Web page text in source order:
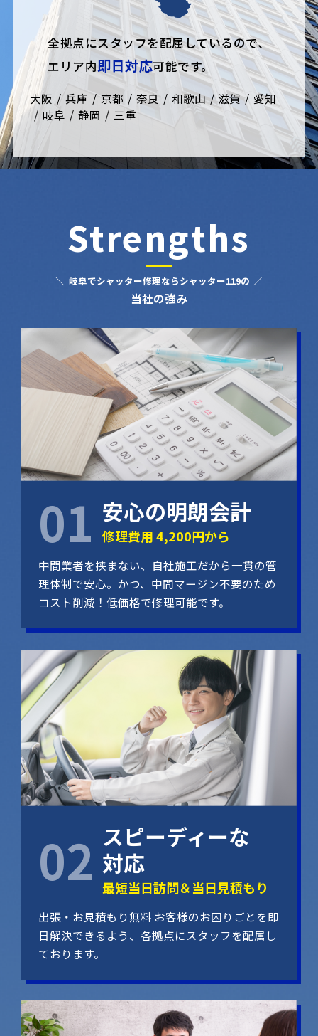
全拠点にスタッフを配属しているので、
エリア内即日対応可能です。
大阪 兵庫 京都 奈良 和歌山 滋賀
愛知
岐阜
静岡 三重
Strengths
岐阜でシャッター修理ならシャッター119の
当社の強み
安心の明朗会計
修理費用 4,200円から
中間業者を挟まない、自社施工だから一貫の管
理体制で安心。かつ、中間マージン不要のため
コスト削減！低価格で修理可能です。
スピーディーな
対応
最短当日訪問＆当日見積もり
出張・お見積もり無料 お客様のお困りごとを即
日解決できるよう、各拠点にスタッフを配属し
ております。